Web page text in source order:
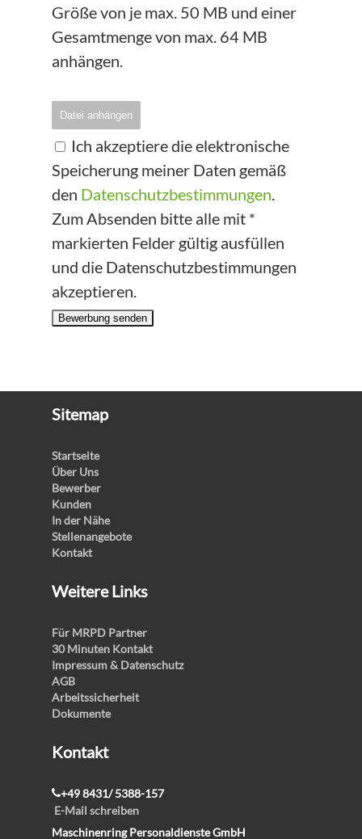
Größe von je max. 50 MB und einer
Gesamtmenge von max. 64 MB
anhängen.
Datei anhängen
Ich akzeptiere die elektronische
Speicherung meiner Daten gemäß
den Datenschutzbestimmungen.
Zum Absenden bitte alle mit *
markierten Felder gültig ausfüllen
und die Datenschutzbestimmungen
akzeptieren.
Bewerbung senden
Sitemap
Startseite
Über Uns
Bewerber
Kunden
In der Nähe
Stellenangebote
Kontakt
Weitere Links
Für MRPD Partner
30 Minuten Kontakt
Impressum & Datenschutz
AGB
Arbeitssicherheit
Dokumente
Kontakt
+49 8431/ 5388-157
E-Mail schreiben
Maschinenring Personaldienste GmbH